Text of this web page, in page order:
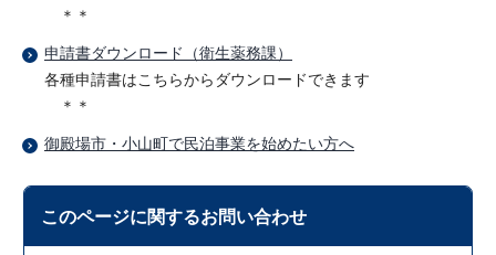
＊＊
申請書ダウンロード（衛生薬務課）
各種申請書はこちらからダウンロードできます
＊＊
御殿場市・小山町で民泊事業を始めたい方へ
このページに関するお問い合わせ